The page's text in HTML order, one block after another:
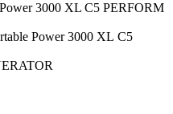
3000 XL C5 PERFORM
Power 3000 XL C5